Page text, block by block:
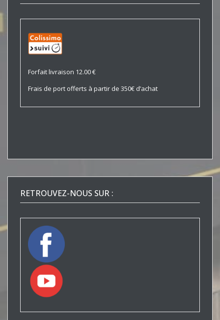
Forfait livraison 12.00 €
Frais de port offerts à partir de 350€ d’achat
RETROUVEZ-NOUS SUR :